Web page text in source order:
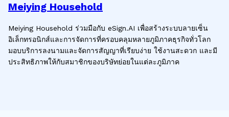
Meiying Household
Meiying Household ร่วมมือกับ eSign.AI เพื่อสร้างระบบลายเซ็น
อิเล็กทรอนิกส์และการจัดการที่ครอบคลุมหลายภูมิภาคธุรกิจทั่วโลก
มอบบริการลงนามและจัดการสัญญาที่เรียบง่าย ใช้งานสะดวก และมี
ประสิทธิภาพให้กับสมาชิกของบริษัทย่อยในแต่ละภูมิภาค